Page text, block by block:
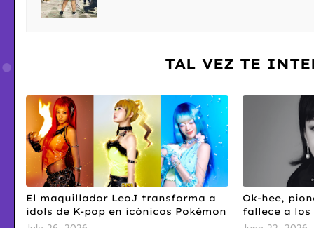
TAL VEZ TE
El maquillador LeoJ transforma a
idols de K-pop en icónicos Pokémon
Ok-hee,
fallece a los